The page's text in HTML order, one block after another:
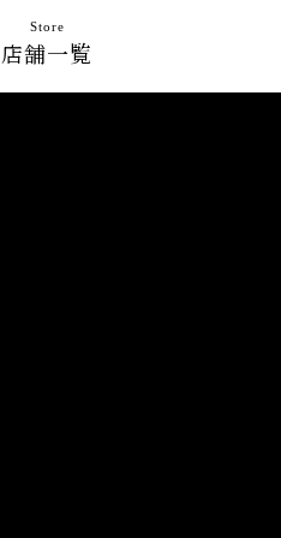
店舗一覧
Store